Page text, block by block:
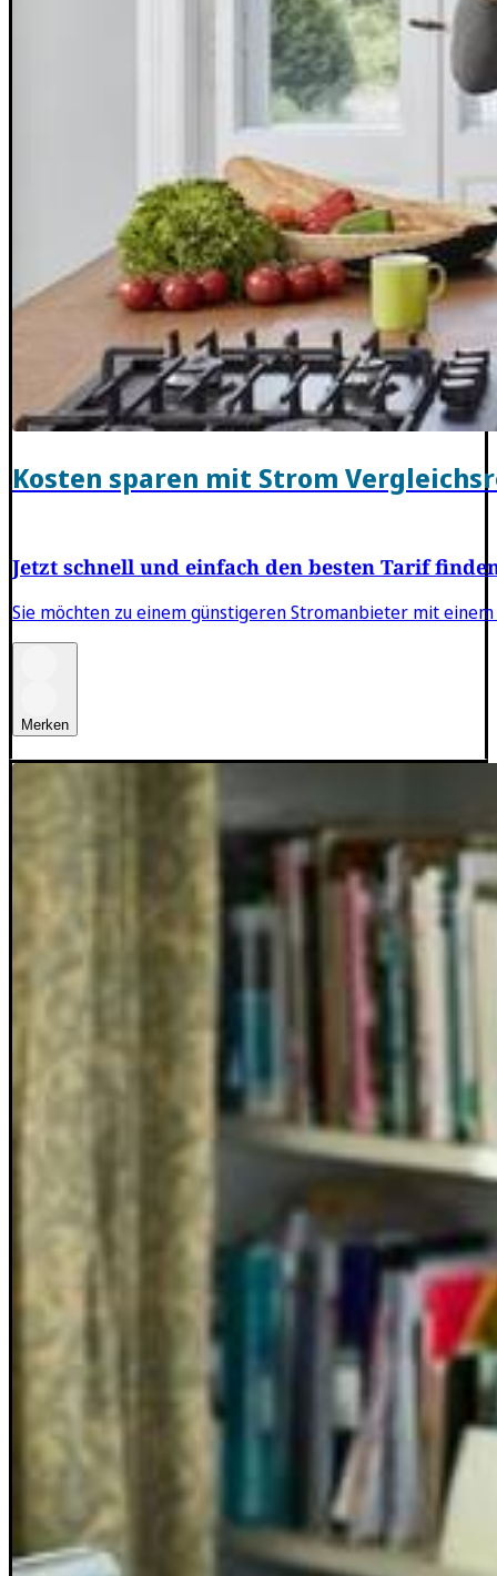
Kosten sparen mit Strom
Jetzt schnell und einfach den besten Tarif
Sie möchten zu einem günstigeren Stromanbieter mit
Merken